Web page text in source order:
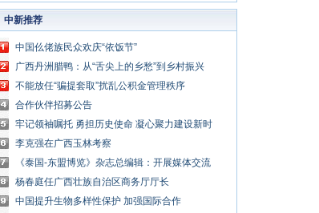
中新推荐
中国仫佬族民众欢庆“依饭节”
广西丹洲腊鸭：从“舌尖上的乡愁”到乡村振兴
的“利器”
不能放任“骗提套取”扰乱公积金管理秩序
合作伙伴招募公告
牢记领袖嘱托 勇担历史使命 凝心聚力建设新时
代中国特色社会主义壮美广西
李克强在广西玉林考察
《泰国-东盟博览》杂志总编辑：开展媒体交流
讲好中国与东盟合作故事
杨春庭任广西壮族自治区商务厅厅长
中国提升生物多样性保护 加强国际合作